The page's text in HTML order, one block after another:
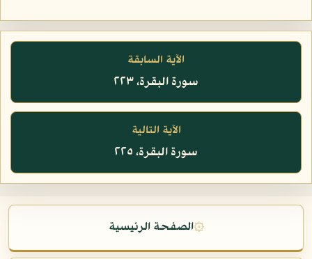
الآية السابقة
سورة البقرة، ٢٢٣
الآية التالية
سورة البقرة، ٢٢٥
۞الصفحة الرئيسية